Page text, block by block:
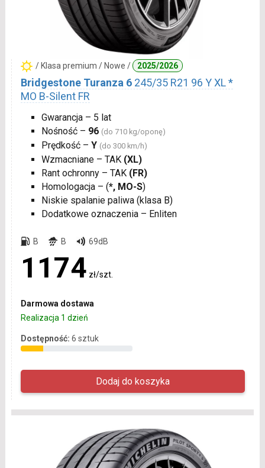
/ Klasa premium / Nowe / 2025/2026
Bridgestone Turanza 6 245/35 R21 96 Y XL *
MO B-Silent FR
Gwarancja – 5 lat
Nośność – 96 (do 710 kg/oponę)
Prędkość – Y (do 300 km/h)
Wzmacniane – TAK (XL)
Rant ochronny – TAK (FR)
Homologacja – (*, MO-S)
Niskie spalanie paliwa (klasa B)
Dodatkowe oznaczenia – Enliten
B B 69dB
1174 zł/szt.
Darmowa dostawa
Realizacja 1 dzień
Dostępność: 6 sztuk